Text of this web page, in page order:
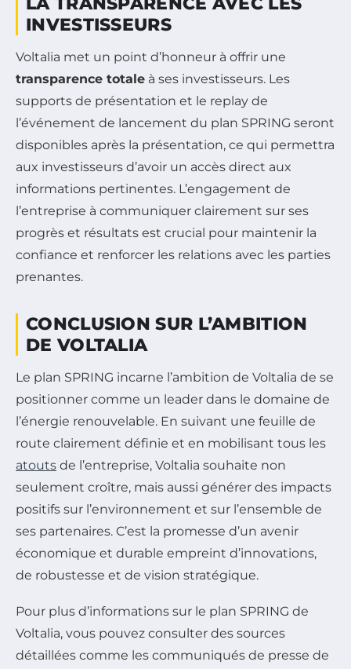
INVESTISSEURS
Voltalia met un point d’honneur à offrir une
transparence totale à ses investisseurs. Les
supports de présentation et le replay de
l’événement de lancement du plan SPRING seront
disponibles après la présentation, ce qui permettra
aux investisseurs d’avoir un accès direct aux
informations pertinentes. L’engagement de
l’entreprise à communiquer clairement sur ses
progrès et résultats est crucial pour maintenir la
confiance et renforcer les relations avec les parties
prenantes.
CONCLUSION SUR L’AMBITION
DE VOLTALIA
Le plan SPRING incarne l’ambition de Voltalia de se
positionner comme un leader dans le domaine de
l’énergie renouvelable. En suivant une feuille de
route clairement définie et en mobilisant tous les
atouts de l’entreprise, Voltalia souhaite non
seulement croître, mais aussi générer des impacts
positifs sur l’environnement et sur l’ensemble de
ses partenaires. C’est la promesse d’un avenir
économique et durable empreint d’innovations,
de robustesse et de vision stratégique.
Pour plus d’informations sur le plan SPRING de
Voltalia, vous pouvez consulter des sources
détaillées comme les communiqués de presse de